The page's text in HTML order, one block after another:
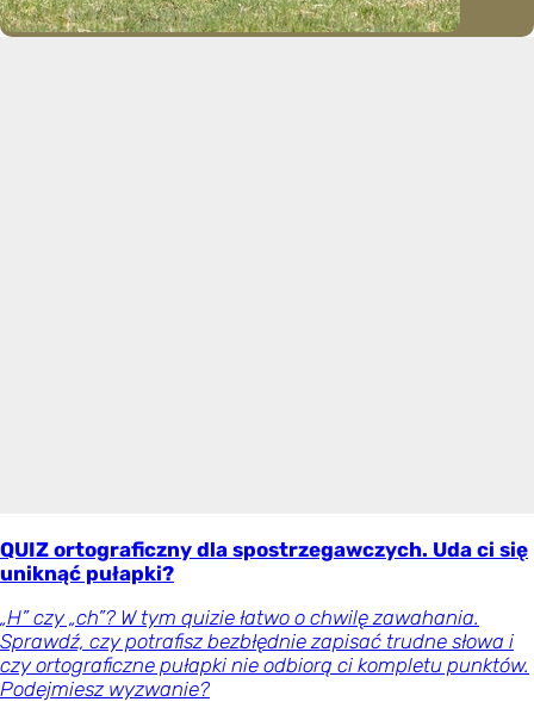
QUIZ ortograficzny dla spostrzegawczych. Uda ci się
uniknąć pułapki?
„H” czy „ch”? W tym quizie łatwo o chwilę zawahania.
Sprawdź, czy potrafisz bezbłędnie zapisać trudne słowa i
czy ortograficzne pułapki nie odbiorą ci kompletu punktów.
Podejmiesz wyzwanie?